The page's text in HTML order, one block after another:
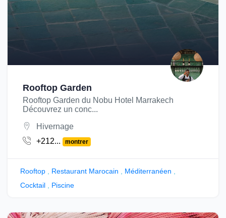
Rooftop Garden
Rooftop Garden du Nobu Hotel Marrakech
Découvrez un conc...
Hivernage
+212...
montrer
Rooftop Restaurant Marocain Méditerranéen
Cocktail
Piscine